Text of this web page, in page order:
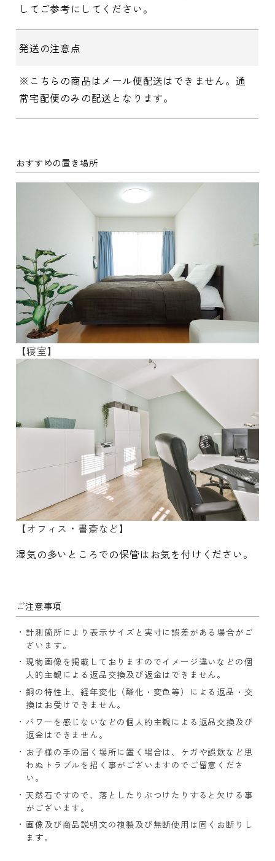
してご参考にしてください。
発送の注意点
※こちらの商品はメール便配送はできません。通
常宅配便のみの配送となります。
おすすめの置き場所
【寝室】
【オフィス・書斎など】
湿気の多いところでの保管はお気を付けください。
ご注意事項
計測箇所により表示サイズと実寸に誤差がある場合がご
ざいます。
現物画像を掲載しておりますのでイメージ違いなどの個
人的主観による返品交換及び返金はできません。
銅の特性上、経年変化（酸化・変色等）による返品・交
換はお受けできません。
パワーを感じないなどの個人的主観による返品交換及び
返金はできません。
お子様の手の届く場所に置く場合は、ケガや誤飲など思
わぬトラブルを招く事がございますのでご留意くださ
い。
天然石ですので、落としたりぶつけたりすると欠ける事
がございます。
画像及び商品説明文の複製及び無断使用は固くお断りし
ます。